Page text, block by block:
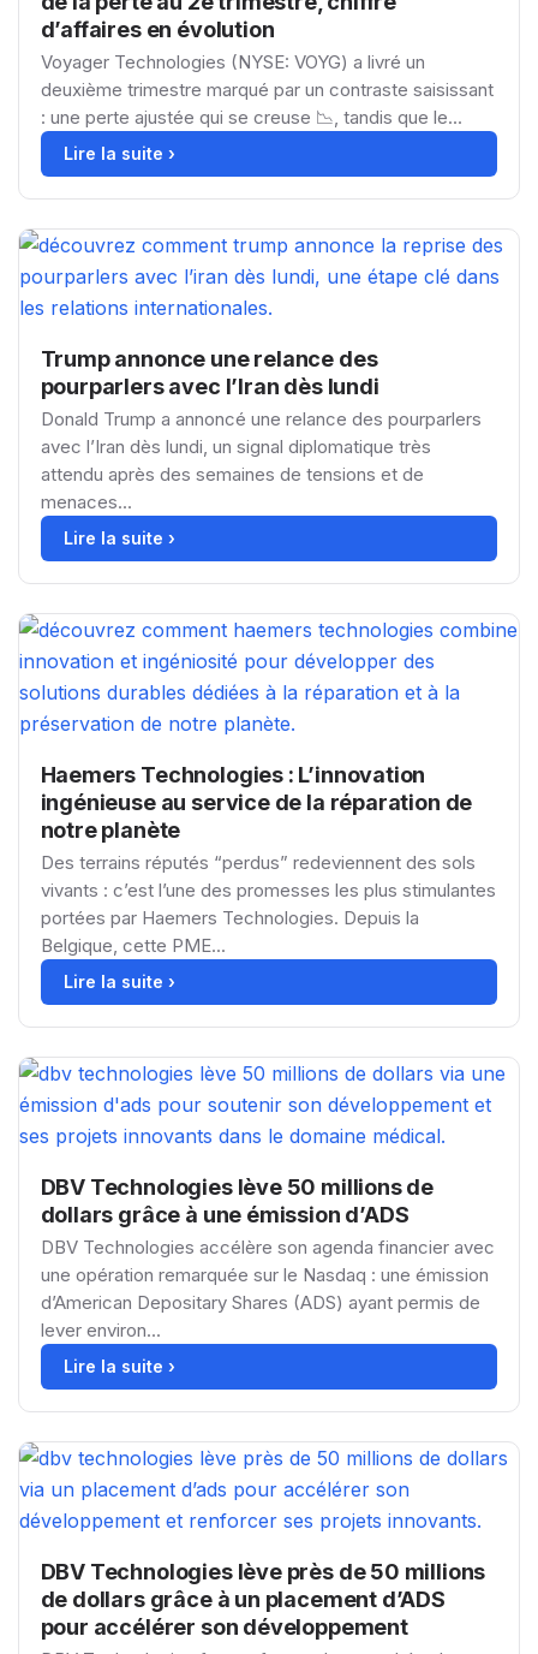
d’affaires en évolution
Voyager Technologies (NYSE: VOYG) a livré un
deuxième trimestre marqué par un contraste saisissant
: une perte ajustée qui se creuse 📉, tandis que le...
Lire la suite ›
Trump annonce une relance des
pourparlers avec l’Iran dès lundi
Donald Trump a annoncé une relance des pourparlers
avec l’Iran dès lundi, un signal diplomatique très
attendu après des semaines de tensions et de
menaces...
Lire la suite ›
Haemers Technologies : L’innovation
ingénieuse au service de la réparation de
notre planète
Des terrains réputés “perdus” redeviennent des sols
vivants : c’est l’une des promesses les plus stimulantes
portées par Haemers Technologies. Depuis la
Belgique, cette PME...
Lire la suite ›
DBV Technologies lève 50 millions de
dollars grâce à une émission d’ADS
DBV Technologies accélère son agenda financier avec
une opération remarquée sur le Nasdaq : une émission
d’American Depositary Shares (ADS) ayant permis de
lever environ...
Lire la suite ›
DBV Technologies lève près de 50 millions
de dollars grâce à un placement d’ADS
pour accélérer son développement